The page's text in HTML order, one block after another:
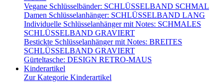
Vegane Schlüsselbänder: SCHLÜSSELBAND SCHMAL
Damen Schlüsselanhänger: SCHLÜSSELBAND LANG
Individuelle Schlüsselanhänger mit Notes: SCHMALES
SCHLÜSSELBAND GRAVIERT
Bestickte Schlüsselanhänger mit Notes: BREITES
SCHLÜSSELBAND GRAVIERT
Gürteltasche: DESIGN RETRO-MAUS
Kinderartikel
Zur Kategorie Kinderartikel